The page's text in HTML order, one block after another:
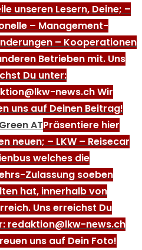
unseren Lesern, Deine; –
– Management-
– Kooperationen
Betrieben mit. Uns
Du unter:
news.ch Wir
uns auf Deinen Beitrag!
ATPräsentiere hier
neuen; – LKW – Reisecar
welches die
Zulassung soeben
hat, innerhalb von
Uns erreichst Du
redaktion@lkw-news.ch
uns auf Dein Foto!